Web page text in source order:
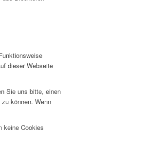
dieser Webseite
Sie uns bitte, einen
können. Wenn
keine Cookies